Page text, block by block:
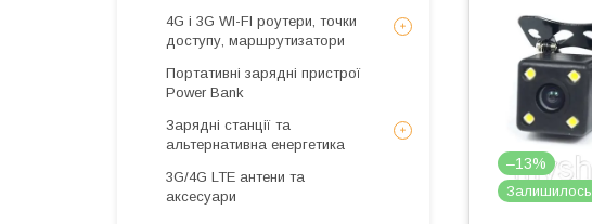
–13%
Залишилось
4G і 3G WI-FI роутери, точки
доступу, маршрутизатори
Портативні зарядні пристрої
Power Bank
Зарядні станції та
альтернативна енергетика
3G/4G LTE антени та
аксесуари